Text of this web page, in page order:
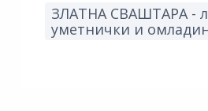
ЗЛАТНА СВАШТАРА -
уметнички и